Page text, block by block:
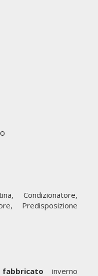
Condizionatore,
Predisposizione
fabbricato
inverno